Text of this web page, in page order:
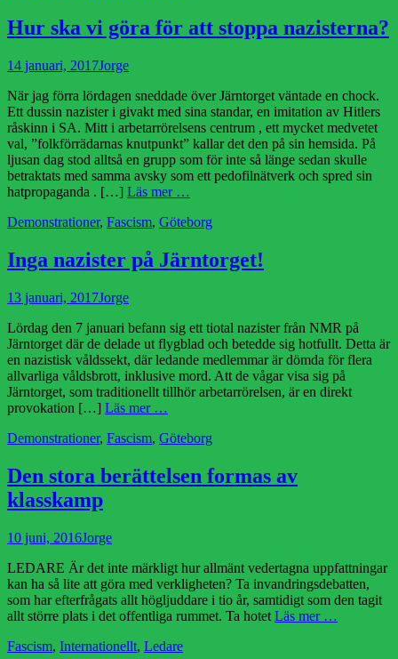
Hur ska vi göra för att stoppa nazisterna?
Publicerad
14 januari, 2017Författare
Jorge
När jag förra lördagen sneddade över Järntorget väntade en chock.
Ett dussin nazister i givakt med sina standar, en imitation av Hitlers
råskinn i SA. Mitt i arbetarrörelsens centrum , ett mycket medvetet
val, ”folkförrädarnas knutpunkt” kallar det den på sin hemsida. På
ljusan dag stod alltså en grupp som för inte så länge sedan skulle
betraktats med samma avsky som ett pedofilnätverk och spred sin
hatpropaganda . […] Läs mer …
Kategorier
Demonstrationer, Fascism, Göteborg
Inga nazister på Järntorget!
Publicerad
13 januari, 2017Författare
Jorge
Lördag den 7 januari befann sig ett tiotal nazister från NMR på
Järntorget där de delade ut flygblad och betedde sig hotfullt. Detta är
en nazistisk våldssekt, där ledande medlemmar är dömda för flera
allvarliga våldsbrott, inklusive mord. Att de vågar visa sig på
Järntorget, som traditionellt tillhör arbetarrörelsen, är en direkt
provokation […] Läs mer …
Kategorier
Demonstrationer, Fascism, Göteborg
Den stora berättelsen formas av
klasskamp
Publicerad
10 juni, 2016Författare
Jorge
LEDARE Är det inte märkligt hur allmänt vedertagna uppfattningar
kan ha så lite att göra med verkligheten? Ta invandringsdebatten,
som har efterfrågats allt högljuddare i tio år, samtidigt som den tagit
allt större plats i det offentliga rummet. Ta hotet Läs mer …
Kategorier
Fascism, Internationellt, Ledare